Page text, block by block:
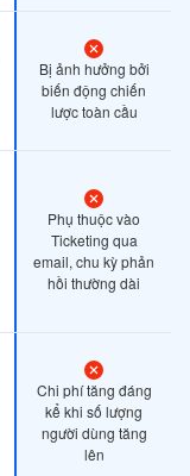
Bị ảnh hưởng bởi
biến động chiến
lược toàn cầu
Phụ thuộc vào
Ticketing qua
email, chu kỳ phản
hồi thường dài
Chi phí tăng đáng
kể khi số lượng
người dùng tăng
lên